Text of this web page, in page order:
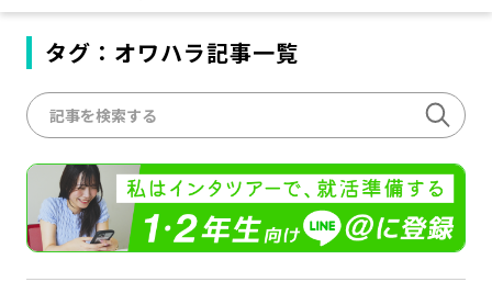
就活ノウハウ 全て見る
企業まる見え！特捜部
みんなが知らない企業の裏側を徹底調査！
インタツアー活動レポ 全て見る
インタツアーを使ってどうだった？OBOG成功談
社会人インタビュー 全て見る
社会人になった今、就活を振り返ってみた
学生就活ブログ 全て見る
タグ：オワハラ記事一覧